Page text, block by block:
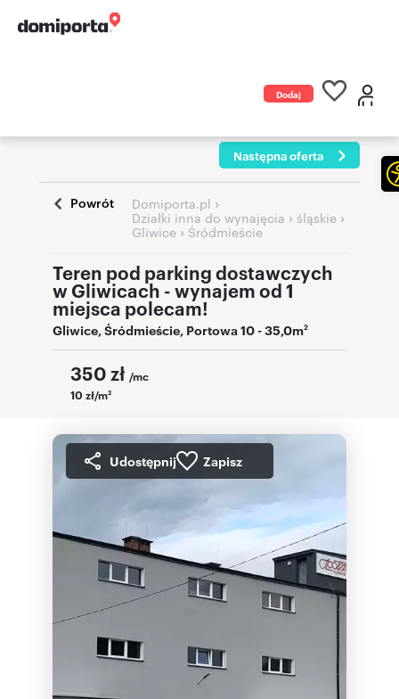
Dodaj
Następna oferta
Powrót Domiporta.pl ›
Działki inna do wynajęcia › śląskie ›
Gliwice › Śródmieście
Teren pod parking dostawczych
w Gliwicach - wynajem od 1
miejsca polecam!
Gliwice,Śródmieście, Portowa 10- 35,0m2
350 zł /mc
10 zł/m2
Udostępnij Zapisz